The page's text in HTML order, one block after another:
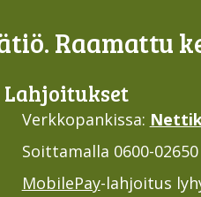
Raamattu
Lahjoi­tukset
Verkkopankissa:
Soittamalla 0600-
MobilePay-lahjoitus